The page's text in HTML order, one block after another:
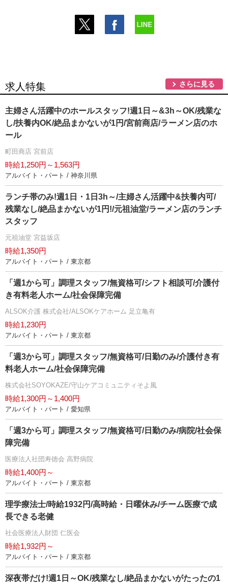
求人特集 さらに見る
主婦さん活躍中のホールスタッフ!週1日～&3h～OK/残業な
し/扶養内OK/絶品まかないが1円/宮前商店/ラーメン店のホ
ール
町田商店 宮前店
時給1,250円～1,563円
アルバイト・パート / 神奈川県
ランチ帯のみ!週1日・1日3h～/主婦さん活躍中&扶養内可/
残業なし/絶品まかないが1円!/元祖油堂/ラーメン店のランチ
スタッフ
元祖油堂 宮益坂店
時給1,350円
アルバイト・パート / 東京都
「週1から可」調理スタッフ/無資格可/シフト相談可/介護付
き有料老人ホーム/社会保障完備
ALSOK介護 株式会社/ALSOKケアホーム 足立亀有
時給1,230円
アルバイト・パート / 東京都
「週3から可」調理スタッフ/無資格可/日勤のみ/介護付き有
料老人ホーム/社会保障完備
株式会社SOYOKAZE/守山ケアコミュニティそよ風
時給1,300円～1,400円
アルバイト・パート / 愛知県
「週3から可」調理スタッフ/無資格可/日勤のみ/病院/社会保
障完備
医療法人社団寿徳会 高野病院
時給1,400円～
アルバイト・パート / 東京都
理学療法士/時給1932円/高時給・日曜休み/チーム医療で成
長できる老健
社会医療法人財団 仁医会
時給1,932円～
アルバイト・パート / 東京都
深夜帯だけ!週1日～OK/残業なし/絶品まかないがたったの1